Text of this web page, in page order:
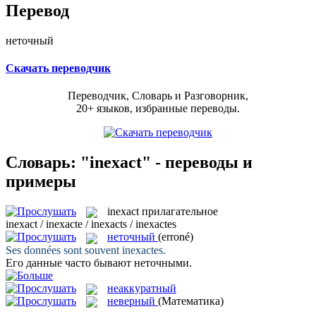
Перевод
неточный
Скачать переводчик
Переводчик, Словарь и Разговорник,
20+ языков, избранные переводы.
Словарь: "inexact" - переводы и
примеры
inexact прилагательное
inexact / inexacte / inexacts / inexactes
неточный (erroné)
Ses données sont souvent inexactes.
Его данные часто бывают неточными.
неаккуратный
неверный (Математика)